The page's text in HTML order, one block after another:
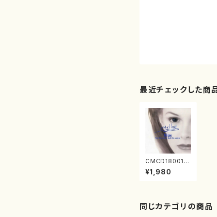
最近チェックした商
CMCD18001
音楽から感じと
る自然 mellow
¥1,980
同じカテゴリの商品